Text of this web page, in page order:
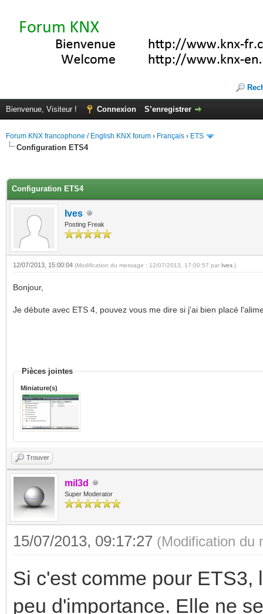
Bienvenue, Visiteur ! Connexion S’enregistrer
Forum KNX francophone / English KNX forum › Français › ETS
Configuration ETS4
Configuration ETS4
Ives
Posting Freak
12/07/2013, 15:00:04 (Modification du message : 12/07/2013, 17:00:57 par Ives .)
Bonjour,
Je débute avec ETS 4, pouvez vous me dire si j'ai bien placé
Pièces jointes
Miniature(s)
Trouver
mil3d
Super Moderator
15/07/2013, 09:17:27 (Modification du
Si c'est comme pour
peu d'importance. Elle ne